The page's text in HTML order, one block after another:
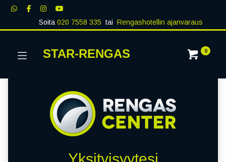
Soita020 7558 335 tai Rengashotellin ajanvaraus
STAR-RENGAS 0